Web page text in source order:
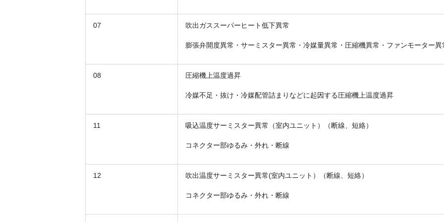
07 吹出ガススーパーヒート低下異常
膨張弁開度異常・サーミスター異常・冷媒量異常・圧縮機異常・ファンモーター異
08 圧縮機上温度過昇
冷媒不足・抜け・冷媒配管詰まりなどに起因する圧縮機上温度過昇
11 吸込温度サーミスター異常（室内ユニット）（断線、短絡）
コネクター部ゆるみ・外れ・断線
12 吹出温度サーミスター異常(室内ユニット）（断線、短絡）
コネクター部ゆるみ・外れ・断線